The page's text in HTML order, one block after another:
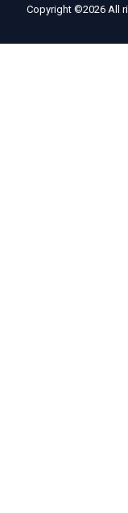
Copyright ©2026 All